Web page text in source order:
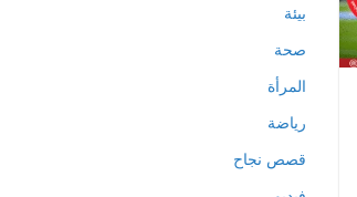
بيئة
صحة
المرأة
رياضة
قصص نجاح